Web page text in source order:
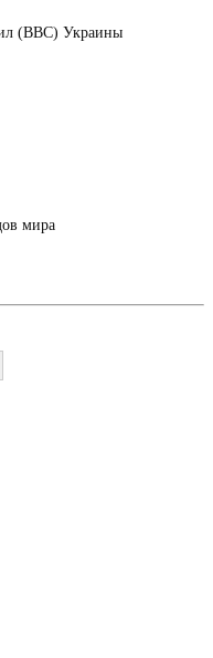
(ВВС) Украины
мира